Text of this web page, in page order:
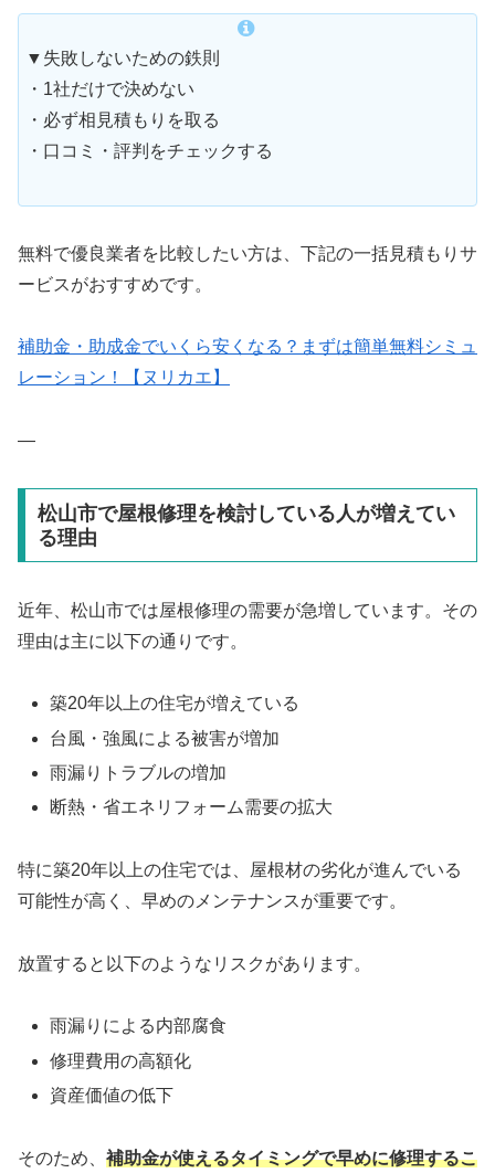
▼失敗しないための鉄則
・1社だけで決めない
・必ず相見積もりを取る
・口コミ・評判をチェックする
無料で優良業者を比較したい方は、下記の一括見積もりサ
ービスがおすすめです。
補助金・助成金でいくら安くなる？まずは簡単無料シミュ
レーション！【ヌリカエ】
—
松山市で屋根修理を検討している人が増えてい
る理由
近年、松山市では屋根修理の需要が急増しています。その
理由は主に以下の通りです。
築20年以上の住宅が増えている
台風・強風による被害が増加
雨漏りトラブルの増加
断熱・省エネリフォーム需要の拡大
特に築20年以上の住宅では、屋根材の劣化が進んでいる
可能性が高く、早めのメンテナンスが重要です。
放置すると以下のようなリスクがあります。
雨漏りによる内部腐食
修理費用の高額化
資産価値の低下
そのため、 補助金が使えるタイミングで早めに修理するこ